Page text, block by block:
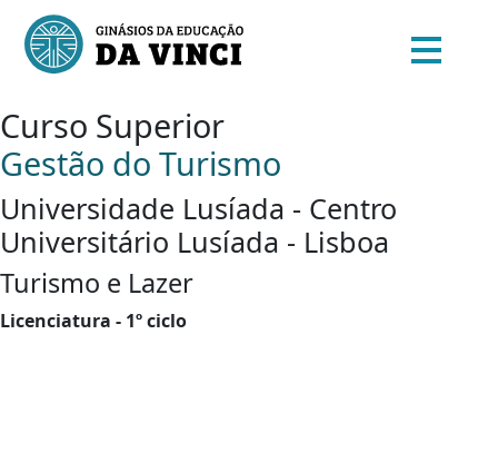
Curso Superior
Gestão do Turismo
Universidade Lusíada - Centro
Universitário Lusíada - Lisboa
Turismo e Lazer
Licenciatura - 1º ciclo